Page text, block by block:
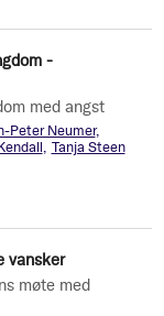
-
med angst
Peter Neumer
Tanja Steen
vansker
møte med